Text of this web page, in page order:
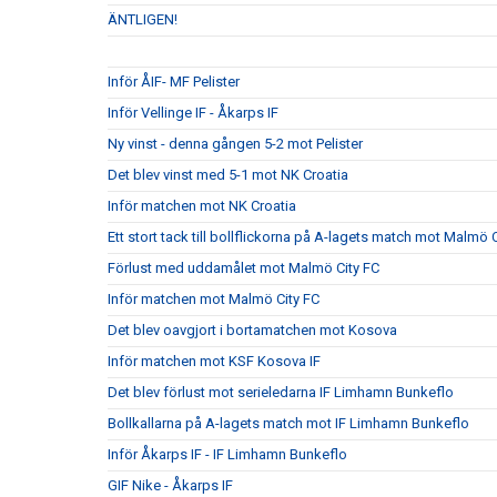
ÄNTLIGEN!
Inför ÅIF- MF Pelister
Inför Vellinge IF - Åkarps IF
Ny vinst - denna gången 5-2 mot Pelister
Det blev vinst med 5-1 mot NK Croatia
Inför matchen mot NK Croatia
Ett stort tack till bollflickorna på A-lagets match mot Malmö
Förlust med uddamålet mot Malmö City FC
Inför matchen mot Malmö City FC
Det blev oavgjort i bortamatchen mot Kosova
Inför matchen mot KSF Kosova IF
Det blev förlust mot serieledarna IF Limhamn Bunkeflo
Bollkallarna på A-lagets match mot IF Limhamn Bunkeflo
Inför Åkarps IF - IF Limhamn Bunkeflo
GIF Nike - Åkarps IF